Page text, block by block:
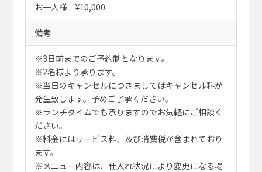
お一人様 ¥10,000
備考
※3日前までのご予約制となります。
※2名様より承ります。
※当日のキャンセルにつきましてはキャンセル料が
発生致します。予めご了承ください。
※ランチタイムでも承りますのでお気軽にご相談く
ださい。
※料金にはサービス料、及び消費税が含まれており
ます。
※メニュー内容は、仕入れ状況により変更になる場